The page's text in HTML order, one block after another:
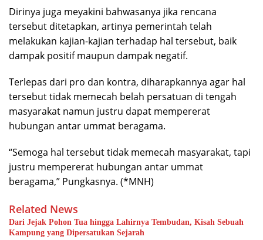
Dirinya juga meyakini bahwasanya jika rencana
tersebut ditetapkan, artinya pemerintah telah
melakukan kajian-kajian terhadap hal tersebut, baik
dampak positif maupun dampak negatif.
Terlepas dari pro dan kontra, diharapkannya agar hal
tersebut tidak memecah belah persatuan di tengah
masyarakat namun justru dapat mempererat
hubungan antar ummat beragama.
“Semoga hal tersebut tidak memecah masyarakat, tapi
justru mempererat hubungan antar ummat
beragama,” Pungkasnya. (*MNH)
Related News
Dari Jejak Pohon Tua hingga Lahirnya Tembudan, Kisah Sebuah
Kampung yang Dipersatukan Sejarah